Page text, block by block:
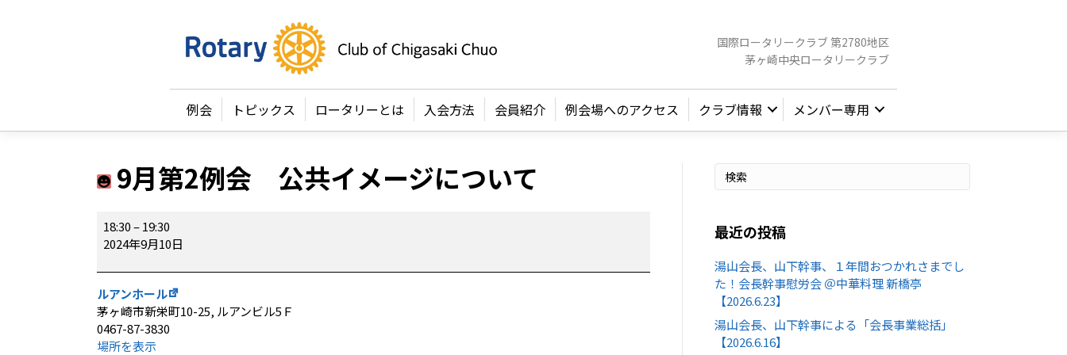
国際ロータリークラブ 第2780地区
茅ヶ崎中央ロータリークラブ
例会 トピックス ロータリーとは 入会方法 会員紹介 例会場へのアクセス クラブ情報 メンバー専用
9月第2例会 公共イメージについて
月
第
2
例
会
公
共
18:30–19:30
2024年9月10日
ルアンホール
茅ヶ崎市新栄町10-25 ルアンビル5Ｆ
0467-87-3830
場所を表示
最近の投稿
湯山会長、山下幹事、１年間おつかれさまでし
た！会長幹事慰労会 ＠中華料理 新橋亭
【2026.6.23】
湯山会長、山下幹事による「会長事業総括」
【2026.6.16】